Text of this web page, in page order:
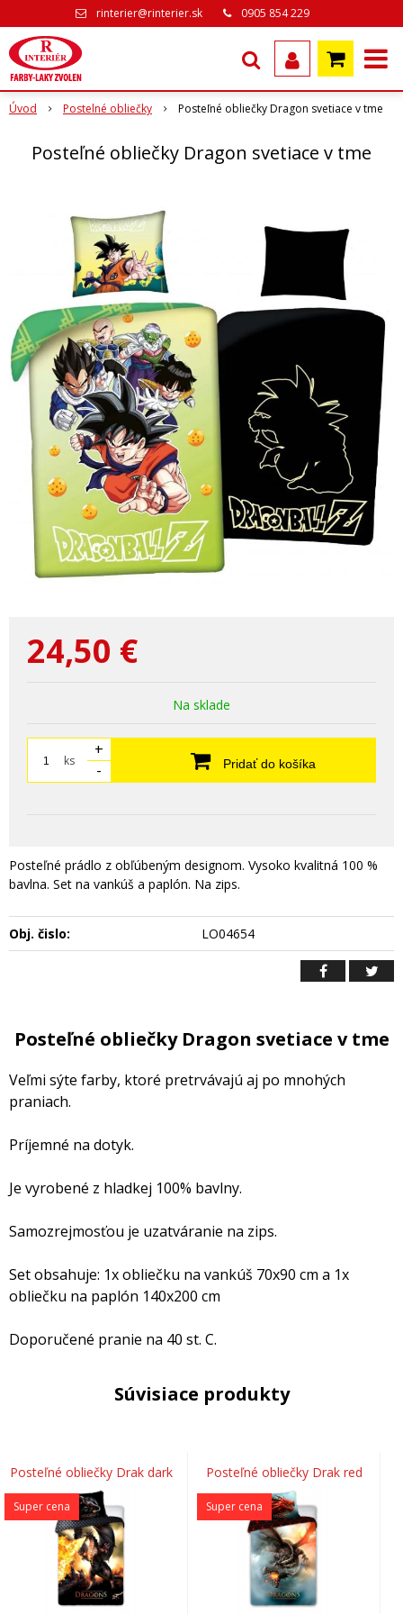
rinterier@rinterier.sk 0905 854 229
Úvod Postelné obliečky Posteľné obliečky Dragon svetiace v tme
Posteľné obliečky Dragon svetiace v tme
24,50 €
Na sklade
ks
+
-
Pridať do košíka
Posteľné prádlo z obľúbeným designom. Vysoko kvalitná 100 %
bavlna. Set na vankúš a paplón. Na zips.
Obj. čislo: LO04654
Posteľné obliečky Dragon svetiace v tme
Veľmi sýte farby, ktoré pretrvávajú aj po mnohých
praniach.
Príjemné na dotyk.
Je vyrobené z hladkej 100% bavlny.
Samozrejmosťou je uzatváranie na zips.
Set obsahuje: 1x obliečku na vankúš 70x90 cm a 1x
obliečku na paplón 140x200 cm
Doporučené pranie na 40 st. C.
Súvisiace produkty
Posteľné obliečky Drak dark
Super cena
Posteľné obliečky Drak red
Super cena